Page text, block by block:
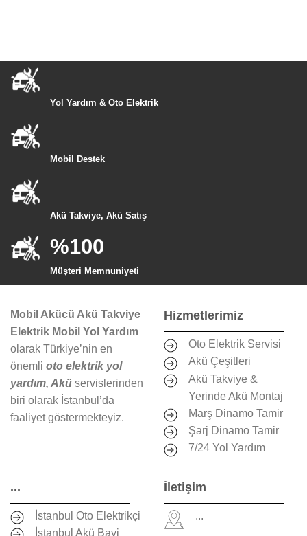
Yol Yardım & Oto Elektrik
Mobil Destek
Akü Takviye, Akü Satış
%100
Müşteri Memnuniyeti
Mobil Akücü Akü Takviye
Elektrik Mobil Yol Yardım
olarak Türkiye’nin en
önemli oto elektrik yol
yardım, Akü servislerinden
biri olarak İstanbul’da
faaliyet göstermekteyiz.
Hizmetlerimiz
Oto Elektrik Servisi
Akü Çeşitleri
Akü Takviye &
Yerinde Akü Montaj
Marş Dinamo Tamir
Şarj Dinamo Tamir
7/24 Yol Yardım
...
İstanbul Oto Elektrikçi
İstanbul Akü Bayi
İletişim
...